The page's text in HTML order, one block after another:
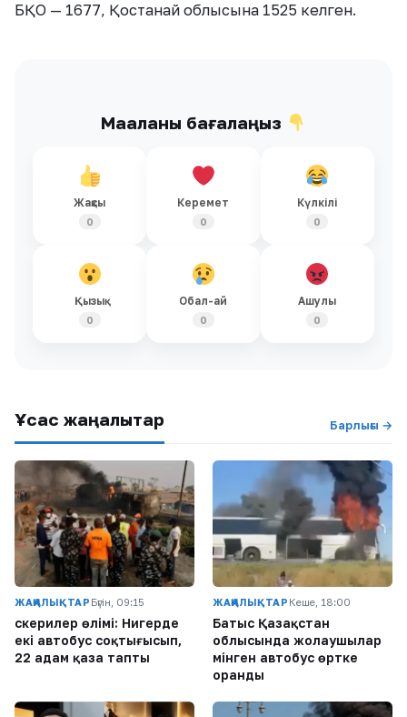
БҚО — 1677, Қостанай облысына 1525 келген.
Мақаланы бағалаңыз
Жақсы
0
Керемет
0
Күлкілі
0
Қызық
0
Обал-ай
0
Ашулы
0
Ұқсас жаңалықтар Барлығы →
ЖАҢАЛЫҚТАР Бүгін, 09:15
Әскерилер өлімі: Нигерде
екі автобус соқтығысып,
22 адам қаза тапты
ЖАҢАЛЫҚТАР Кеше, 18:00
Батыс Қазақстан
облысында жолаушылар
мінген автобус өртке
оранды